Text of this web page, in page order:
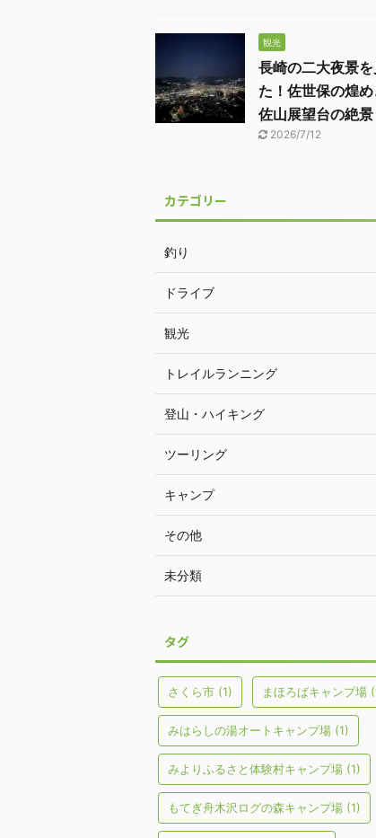
観光
長崎の二大夜景を
た！佐世保の煌
佐山展望台の絶景
2026/7/12
カテゴリー
釣り
ドライブ
観光
トレイルランニング
登山・ハイキング
ツーリング
キャンプ
その他
未分類
タグ
さくら市 (1) まほろばキャンプ場
みはらしの湯オートキャンプ場 (1)
みよりふるさと体験村キャンプ場 (1)
もてぎ舟木沢ログの森キャンプ場 (1)